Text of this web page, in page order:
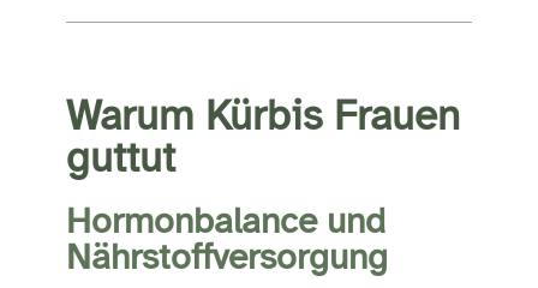
Warum Kürbis Frauen
guttut
Hormonbalance und
Nährstoffversorgung